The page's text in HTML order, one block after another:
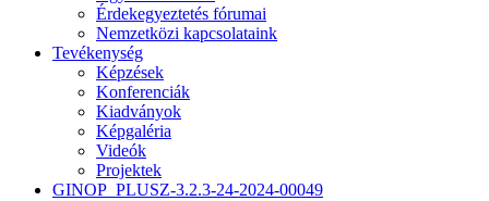
Érdekegyeztetés fórumai
Nemzetközi kapcsolataink
Tevékenység
Képzések
Konferenciák
Kiadványok
Képgaléria
Videók
Projektek
GINOP_PLUSZ-3.2.3-24-2024-00049